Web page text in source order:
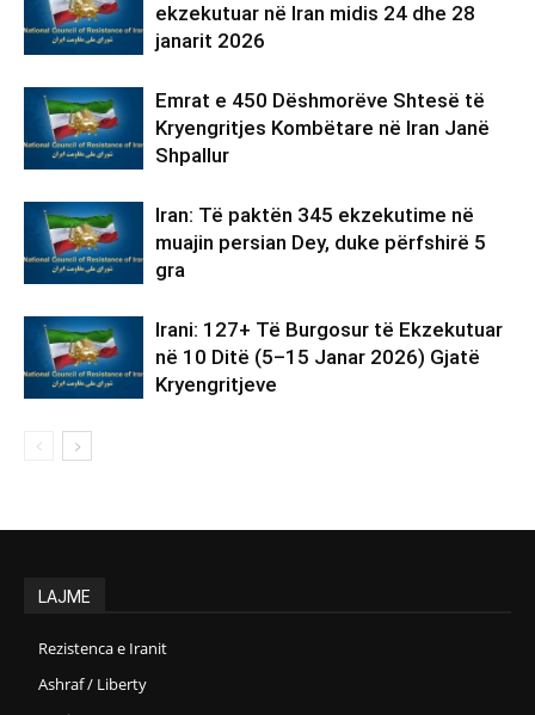
ekzekutuar në Iran midis 24 dhe 28
janarit 2026
Emrat e 450 Dëshmorëve Shtesë të
Kryengritjes Kombëtare në Iran Janë
Shpallur
Iran: Të paktën 345 ekzekutime në
muajin persian Dey, duke përfshirë 5
gra
Irani: 127+ Të Burgosur të Ekzekutuar
në 10 Ditë (5–15 Janar 2026) Gjatë
Kryengritjeve
LAJME
Rezistenca e Iranit
Ashraf / Liberty